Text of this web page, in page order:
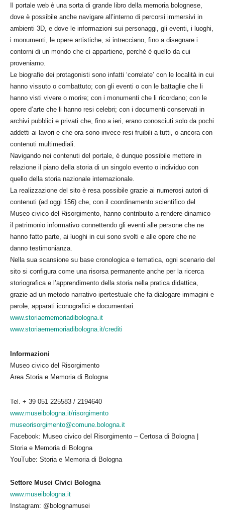
Il portale web è una sorta di grande libro della memoria bolognese,
dove è possibile anche navigare all’interno di percorsi immersivi in
ambienti 3D, e dove le informazioni sui personaggi, gli eventi, i luoghi,
i monumenti, le opere artistiche, si intrecciano, fino a disegnare i
contorni di un mondo che ci appartiene, perché è quello da cui
proveniamo.
Le biografie dei protagonisti sono infatti ‘correlate’ con le località in cui
hanno vissuto o combattuto; con gli eventi o con le battaglie che li
hanno visti vivere o morire; con i monumenti che li ricordano; con le
opere d’arte che li hanno resi celebri; con i documenti conservati in
archivi pubblici e privati che, fino a ieri, erano conosciuti solo da pochi
addetti ai lavori e che ora sono invece resi fruibili a tutti, o ancora con
contenuti multimediali.
Navigando nei contenuti del portale, è dunque possibile mettere in
relazione il piano della storia di un singolo evento o individuo con
quello della storia nazionale internazionale.
La realizzazione del sito è resa possibile grazie ai numerosi autori di
contenuti (ad oggi 156) che, con il coordinamento scientifico del
Museo civico del Risorgimento, hanno contribuito a rendere dinamico
il patrimonio informativo connettendo gli eventi alle persone che ne
hanno fatto parte, ai luoghi in cui sono svolti e alle opere che ne
danno testimonianza.
Nella sua scansione su base cronologica e tematica, ogni scenario del
sito si configura come una risorsa permanente anche per la ricerca
storiografica e l’apprendimento della storia nella pratica didattica,
grazie ad un metodo narrativo ipertestuale che fa dialogare immagini e
parole, apparati iconografici e documentari.
www.storiaememoriadibologna.it
www.storiaememoriadibologna.it/crediti
Informazioni
Museo civico del Risorgimento
Area Storia e Memoria di Bologna
Tel. + 39 051 225583 / 2194640
www.museibologna.it/risorgimento
museorisorgimento@comune. bologna.it
Facebook: Museo civico del Risorgimento – Certosa di Bologna |
Storia e Memoria di Bologna
YouTube: Storia e Memoria di Bologna
Settore Musei Civici Bologna
www.museibologna.it
Instagram: @bolognamusei